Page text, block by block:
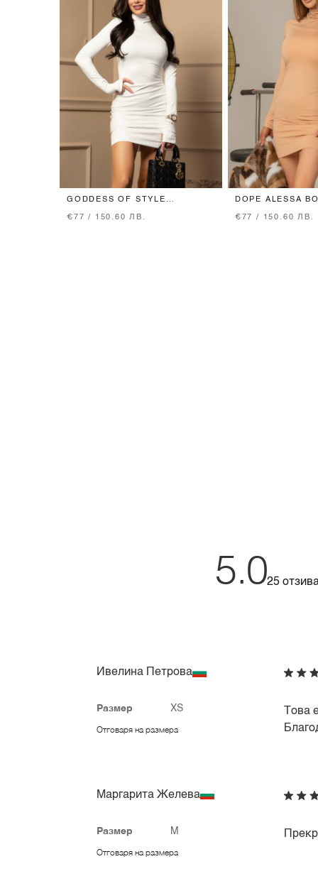
GODDESS OF STYLE
€77 / 150.60 ЛВ.
DOPE ALESSA
€77 / 150.60 ЛВ.
5.025
Ивелина Петрова
Размер XS
Отговаря на размера
Това
Маргарита Желева
Размер M
Отговаря на размера